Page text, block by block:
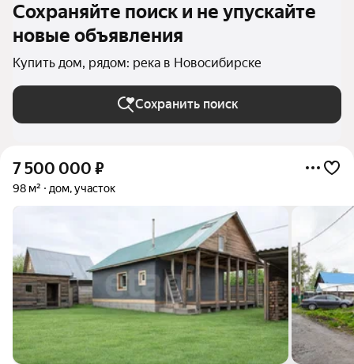
Сохраняйте поиск и не упускайте
новые объявления
Купить дом, рядом: река в Новосибирске
Сохранить поиск
7 500 000 ₽
98 м² дом, участок